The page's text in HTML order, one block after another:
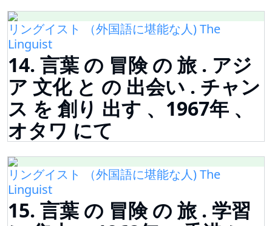
リングイスト （外国語に堪能な人) The
Linguist
14. 言葉 の 冒険 の 旅 . アジ
ア 文化 と の 出会い . チャン
ス を 創り 出す 、1967年 、
オタワ にて
リングイスト （外国語に堪能な人) The
Linguist
15. 言葉 の 冒険 の 旅 . 学習